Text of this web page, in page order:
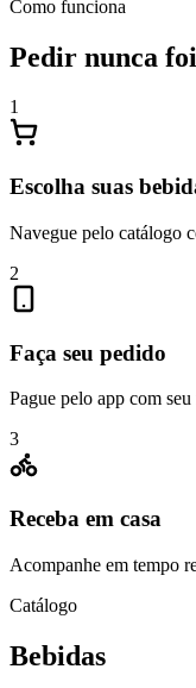
Como funciona
Pedir nunca
1
Escolha suas
Navegue pelo catálogo
2
Faça seu pedido
Pague pelo app com
3
Receba em casa
Acompanhe em tempo
Catálogo
Bebidas